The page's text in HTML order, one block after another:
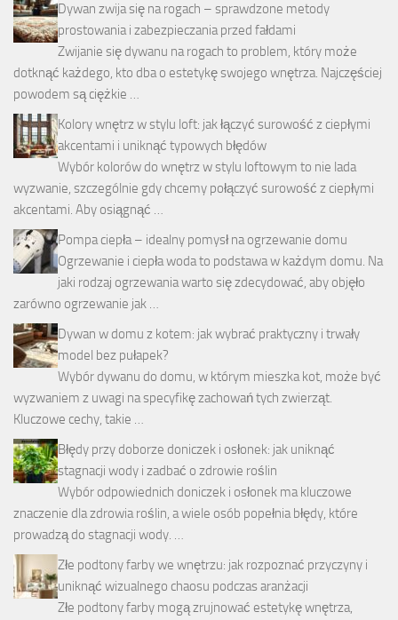
Dywan zwija się na rogach – sprawdzone metody
prostowania i zabezpieczania przed fałdami
Zwijanie się dywanu na rogach to problem, który może
dotknąć każdego, kto dba o estetykę swojego wnętrza. Najczęściej
powodem są ciężkie …
Kolory wnętrz w stylu loft: jak łączyć surowość z ciepłymi
akcentami i uniknąć typowych błędów
Wybór kolorów do wnętrz w stylu loftowym to nie lada
wyzwanie, szczególnie gdy chcemy połączyć surowość z ciepłymi
akcentami. Aby osiągnąć …
Pompa ciepła – idealny pomysł na ogrzewanie domu
Ogrzewanie i ciepła woda to podstawa w każdym domu. Na
jaki rodzaj ogrzewania warto się zdecydować, aby objęło
zarówno ogrzewanie jak …
Dywan w domu z kotem: jak wybrać praktyczny i trwały
model bez pułapek?
Wybór dywanu do domu, w którym mieszka kot, może być
wyzwaniem z uwagi na specyfikę zachowań tych zwierząt.
Kluczowe cechy, takie …
Błędy przy doborze doniczek i osłonek: jak uniknąć
stagnacji wody i zadbać o zdrowie roślin
Wybór odpowiednich doniczek i osłonek ma kluczowe
znaczenie dla zdrowia roślin, a wiele osób popełnia błędy, które
prowadzą do stagnacji wody. …
Złe podtony farby we wnętrzu: jak rozpoznać przyczyny i
uniknąć wizualnego chaosu podczas aranżacji
Złe podtony farby mogą zrujnować estetykę wnętrza,